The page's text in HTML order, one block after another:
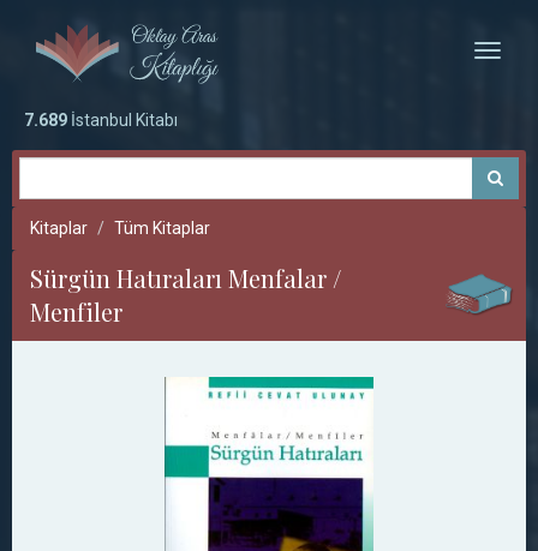
Toggle
7.689 İstanbul Kitabı
Kitaplar Tüm Kitaplar
Sürgün Hatıraları Menfalar /
Menfiler